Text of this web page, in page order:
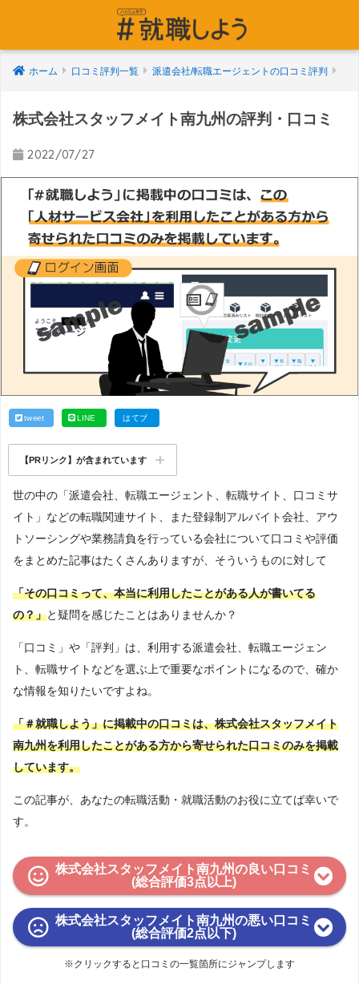
ホーム 口コミ評判一覧 派遣会社/転職エージェントの口コミ評判
株式会社スタッフメイト南九州の評判・口コミ
2022/07/27
tweet LINE はてブ
【PRリンク】が含まれています
世の中の「派遣会社、転職エージェント、転職サイト、口コミサ
イト」などの転職関連サイト、また登録制アルバイト会社、アウ
トソーシングや業務請負を行っている会社について口コミや評価
をまとめた記事はたくさんありますが、そういうものに対して
「その口コミって、本当に利用したことがある人が書いてる
の？」と疑問を感じたことはありませんか？
「口コミ」や「評判」は、利用する派遣会社、転職エージェン
ト、転職サイトなどを選ぶ上で重要なポイントになるので、確か
な情報を知りたいですよね。
「＃就職しよう」に掲載中の口コミは、株式会社スタッフメイト
南九州を利用したことがある方から寄せられた口コミのみを掲載
しています。
この記事が、あなたの転職活動・就職活動のお役に立てば幸いで
す。
株式会社スタッフメイト南九州の良い口コミ
(総合評価3点以上)
株式会社スタッフメイト南九州の悪い口コミ
(総合評価2点以下)
※クリックすると口コミの一覧箇所にジャンプします